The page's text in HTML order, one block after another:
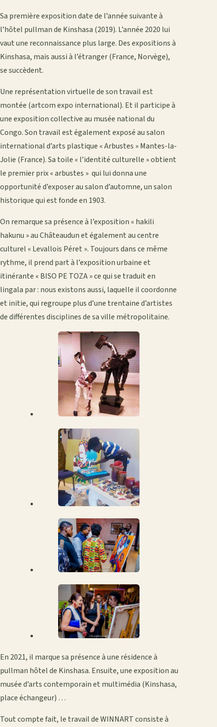
Sa première exposition date de l’année suivante à
l’hôtel pullman de Kinshasa (2019). L’année 2020 lui
vaut une reconnaissance plus large. Des expositions à
Kinshasa, mais aussi à l’étranger (France, Norvège),
se succèdent.
Une représentation virtuelle de son travail est
montée (artcom expo international). Et il participe à
une exposition collective au musée national du
Congo. Son travail est également exposé au salon
international d’arts plastique « Arbustes » Mantes-la-
Jolie (France). Sa toile « l’identité culturelle » obtient
le premier prix « arbustes » qui lui donna une
opportunité d’exposer au salon d’automne, un salon
historique qui est fonde en 1903.
On remarque sa présence à l’exposition « hakili
hakunu » au Châteaudun et également au centre
culturel « Levallois Péret ». Toujours dans ce même
rythme, il prend part à l’exposition urbaine et
itinérante « BISO PE TOZA » ce qui se traduit en
lingala par : nous existons aussi, laquelle il coordonne
et initie, qui regroupe plus d’une trentaine d’artistes
de différentes disciplines de sa ville métropolitaine.
En 2021, il marque sa présence à une résidence à
pullman hôtel de Kinshasa. Ensuite, une exposition au
musée d’arts contemporain et multimédia (Kinshasa,
place échangeur) …
Tout compte fait, le travail de WINNART consiste à